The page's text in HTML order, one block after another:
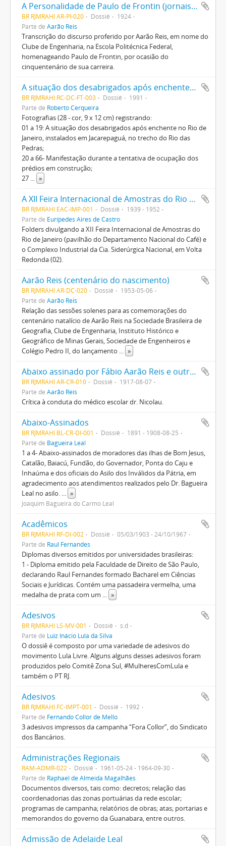
A Personalidade de Paulo de Frontin (jornais de 1920)
BR RJMRAHI AR-PI-020 Dossiê
1924
Parte de Aarão Reis
Transcrição do discurso proferido por Aarão Reis, em nome do
Clube de Engenharia, na Escola Politécnica Federal,
homenageando Paulo de Frontin, por ocasião do
cinquentenário de sua carreira.
A situação dos desabrigados após enchente no Rio de Janeiro, manifestação durante a tentativa de ocupação dos prédios em construção, José Stédile e 01 álbum
BR RJMRAHI RC-DC-FT-003 Dossiê
1991
Parte de Roberto Cerqueira
Fotografias (28 - cor, 9 x 12 cm) registrando:
01 a 19: A situação dos desabrigados após enchente no Rio de
Janeiro, instalados em Jacarepaguá, no trecho do Rio das
Pedras;
20 a 66- Manifestação durante a tentativa de ocupação dos
prédios em construção;
27 ... »
A XII Feira Internacional de Amostras do Rio de Janeiro e o Complexo Industrial da Cia. Siderúrgica Nacional
BR RJMRAHI EAC-IMP-001 Dossiê
1939 - 1952
Parte de Eurípedes Aires de Castro
Folders divulgando a XII Feira Internacional de Amostras do
Rio de Janeiro (pavilhão do Departamento Nacional do Café) e
o Complexo Industrial da Cia. Siderúrgica Nacional, em Volta
Redonda (02).
Aarão Reis (centenário do nascimento)
BR RJMRAHI AR-DC-020 Dossiê
1953-05-06
Parte de Aarão Reis
Relação das sessões solenes para as comemorações do
centenário natalício de Aarão Reis na Sociedade Brasileira de
Geografia, Clube de Engenharia, Instituto Histórico e
Geográfico de Minas Gerais, Sociedade de Engenheiros e
Colégio Pedro II, do lançamento ... »
Abaixo assinado por Fábio Aarão Reis e outros da escola José de Alencar
BR RJMRAHI AR-CR-010 Dossiê
1917-08-07
Parte de Aarão Reis
Crítica à conduta do médico escolar dr. Nicolau.
Abaixo-Assinados
BR RJMRAHI BL-CR-DI-001 Dossiê
1891 - 1908-08-25
Parte de Bagueira Leal
1 a 4- Abaixo-assinados de moradores das ilhas de Bom Jesus,
Catalão, Baiacú, Fundão, do Governador, Ponta do Caju e
Inhaúma e dos oficiais do Asilo dos Inválidos da Pátria, em
agradecimento aos atendimentos realizados pelo Dr. Bagueira
Leal no asilo. ... »
Joaquim Bagueira do Carmo Leal
Acadêmicos
BR RJMRAHI RF-DI-002 Dossiê
05/03/1903 - 24/10/1967
Parte de Raul Fernandes
Diplomas diversos emitidos por universidades brasileiras:
1 - Diploma emitido pela Faculdade de Direito de São Paulo,
declarando Raul Fernandes formado Bacharel em Ciências
Sociais e Jurídicas. Contém uma passadeira vermelha, uma
medalha de prata com um ... »
Adesivos
BR RJMRAHI LS-MV-001 Dossiê
s.d
Parte de Luiz Inácio Lula da Silva
O dossiê é composto por uma variedade de adesivos do
movimento Lula Livre. Alguns alguns desses adesivos foram
produzidos pelo Comitê Zona Sul, #MulheresComLula e
também o PT RJ.
Adesivos
BR RJMRAHI FC-IMPT-001 Dossiê
1992
Parte de Fernando Collor de Mello
3 adesivos impressos da campanha “Fora Collor”, do Sindicato
dos Bancários.
Administrações Regionais
RAM-ADMR-022 Dossiê
1961-05-24 - 1964-09-30
Parte de Raphael de Almeida Magalhães
Documentos diversos, tais como: decretos; relação das
coordenadorias das zonas portuárias da rede escolar;
programas de campanha; relatórios de obras; atas; portarias e
memorandos do governo da Guanabara, entre outros.
Admissão de Adelaide Leal